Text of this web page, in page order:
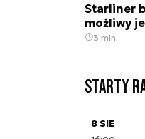
Starliner
możliwy
3 min.
Starty
8 SIE